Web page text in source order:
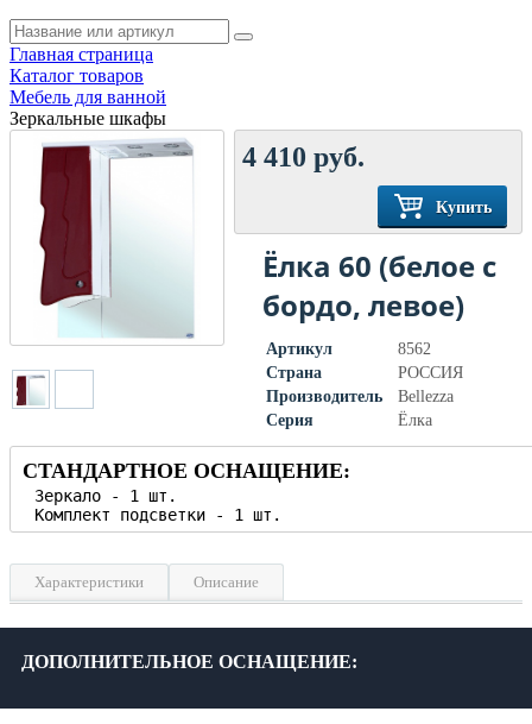
Главная страница
Каталог товаров
Мебель для ванной
Зеркальные шкафы
4 410руб.
Купить
Ёлка 60 (белое с
бордо, левое)
Артикул
8562
Страна
РОССИЯ
Производитель
Bellezza
Серия
Ёлка
СТАНДАРТНОЕ ОСНАЩЕНИЕ:
Характеристики Описание
Материал фасада Влагостойкая МДФ, зеркало
ДОПОЛНИТЕЛЬНОЕ ОСНАЩЕНИЕ: